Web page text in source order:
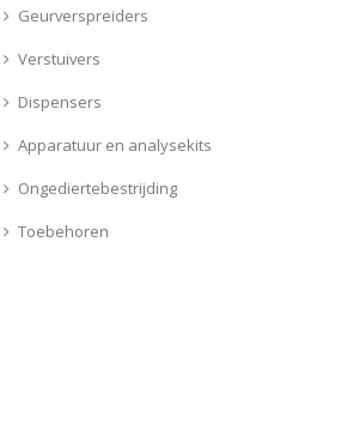
Geurverspreiders
Verstuivers
Dispensers
Apparatuur en analysekits
Ongediertebestrijding
Toebehoren